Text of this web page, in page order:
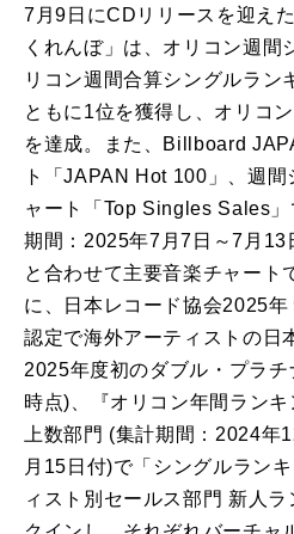
7月9日にCDリリースを迎え
くれんぼ」は、オリコン週間
リコン週間合算シングルラン
ともに1位を獲得し、オリコ
を達成。また、Billboard
ト「JAPAN Hot 100」、週
ャート「Top Singles Sales
期間：2025年7月7日～7月13
と合わせて主要音楽チャート
に、日本レコード協会2025
認定で海外アーティストの日
2025年度初のダブル・プラ
時点)、『オリコン年間ラン
上数部門 (集計期間：2024年
月15日付)で「シングルラン
ィスト別セールス部門 新人